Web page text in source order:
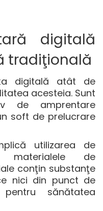
digitală
tradiţională
digitală atât de
acesteia. Sunt
de amprentare
soft de prelucrare
utilizarea de
materialele de
conţin substanţe
nici din punct de
sănătatea